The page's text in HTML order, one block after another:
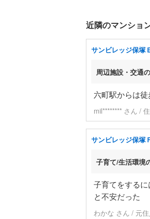
近隣のマンショ
サンビレッジ保塚
周辺施設・交通
六町駅からは
mil******** さん /
サンビレッジ保塚
子育て/生活環境
子育てをする
と不安だった
わかな さん / 元